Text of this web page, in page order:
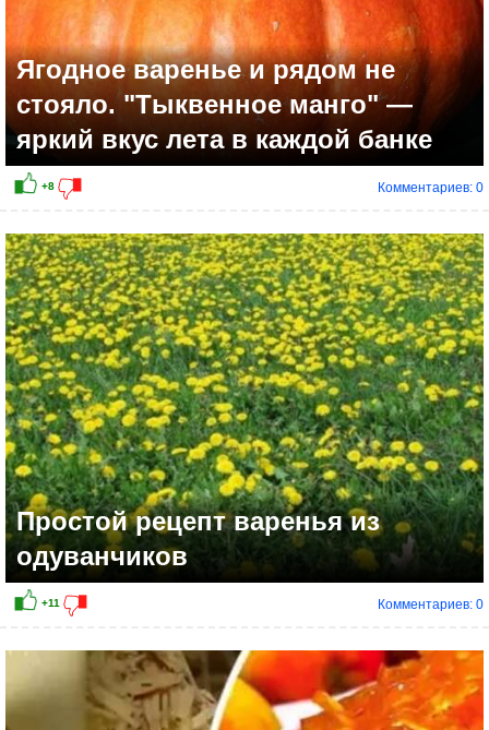
+1
Ягодное варенье и рядом не
стояло. "Тыквенное манго" —
яркий вкус лета в каждой банке
Комментариев: 0
Простой рецепт варенья из
одуванчиков
Комментариев: 0